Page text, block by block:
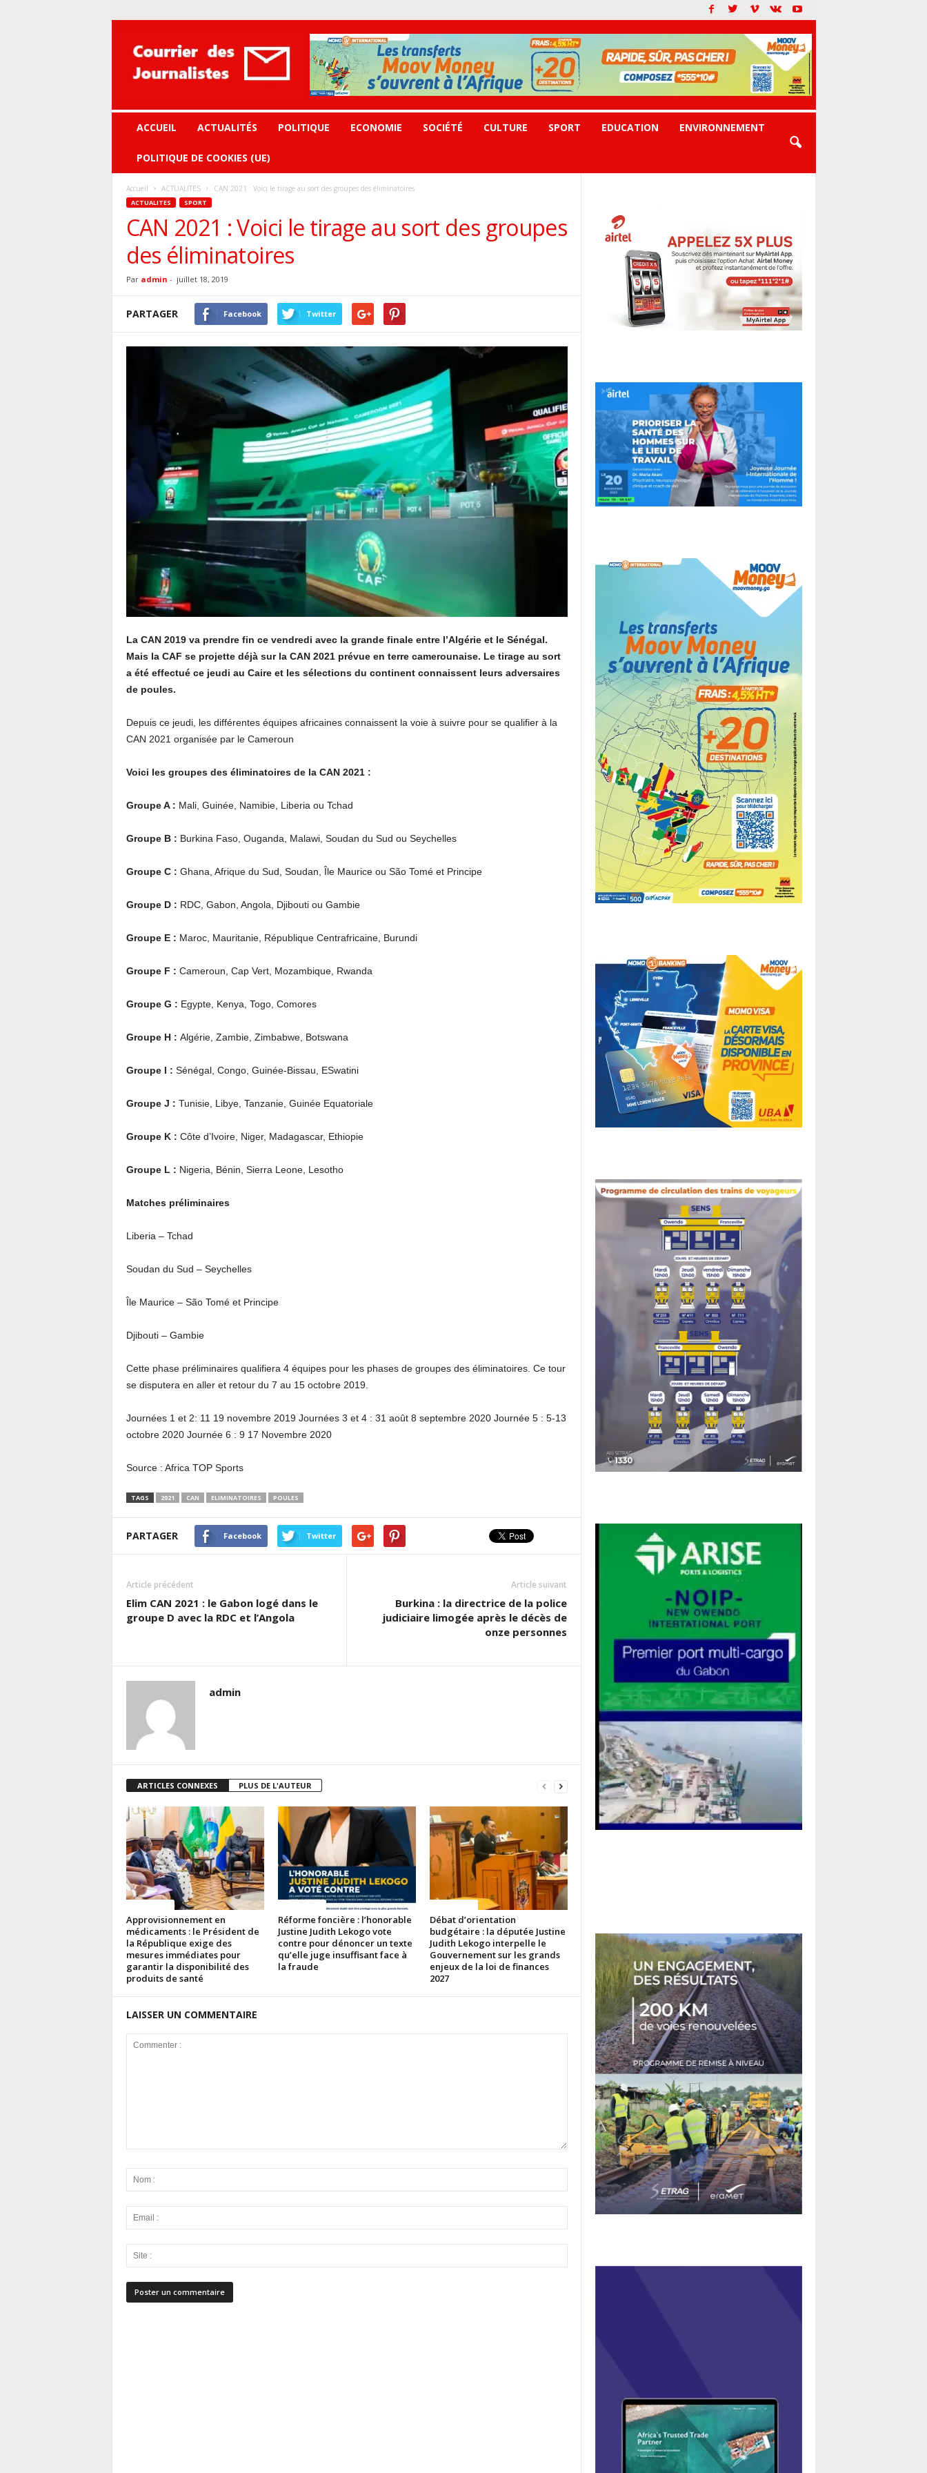
journalistes
ACCUEIL ACTUALITÉS POLITIQUE ECONOMIE SOCIÉTÉ CULTURE SPORT EDUCATION ENVIRONNEMENT
POLITIQUE DE COOKIES (UE)
Accueil ACTUALITES CAN 2021 : Voici le tirage au sort des groupes des éliminatoires
ACTUALITES SPORT
CAN 2021 : Voici le tirage au sort des groupes
des éliminatoires
Par admin - juillet 18, 2019
PARTAGER Facebook Twitter
La CAN 2019 va prendre fin ce vendredi avec la grande finale entre l’Algérie et le Sénégal.
Mais la CAF se projette déjà sur la CAN 2021 prévue en terre camerounaise. Le tirage au sort
a été effectué ce jeudi au Caire et les sélections du continent connaissent leurs adversaires
de poules.
Depuis ce jeudi, les différentes équipes africaines connaissent la voie à suivre pour se qualifier à la
CAN 2021 organisée par le Cameroun
Voici les groupes des éliminatoires de la CAN 2021 :
Groupe A : Mali, Guinée, Namibie, Liberia ou Tchad
Groupe B : Burkina Faso, Ouganda, Malawi, Soudan du Sud ou Seychelles
Groupe C : Ghana, Afrique du Sud, Soudan, Île Maurice ou São Tomé et Principe
Groupe D : RDC, Gabon, Angola, Djibouti ou Gambie
Groupe E : Maroc, Mauritanie, République Centrafricaine, Burundi
Groupe F : Cameroun, Cap Vert, Mozambique, Rwanda
Groupe G : Egypte, Kenya, Togo, Comores
Groupe H : Algérie, Zambie, Zimbabwe, Botswana
Groupe I : Sénégal, Congo, Guinée-Bissau, ESwatini
Groupe J : Tunisie, Libye, Tanzanie, Guinée Equatoriale
Groupe K : Côte d’Ivoire, Niger, Madagascar, Ethiopie
Groupe L : Nigeria, Bénin, Sierra Leone, Lesotho
Matches préliminaires
Liberia – Tchad
Soudan du Sud – Seychelles
Île Maurice – São Tomé et Principe
Djibouti – Gambie
Cette phase préliminaires qualifiera 4 équipes pour les phases de groupes des éliminatoires. Ce tour
se disputera en aller et retour du 7 au 15 octobre 2019.
Journées 1 et 2: 11 19 novembre 2019 Journées 3 et 4 : 31 août 8 septembre 2020 Journée 5 : 5-13
octobre 2020 Journée 6 : 9 17 Novembre 2020
Source : Africa TOP Sports
TAGS 2021 CAN ELIMINATOIRES POULES
PARTAGER Facebook Twitter
Article précédent
Elim CAN 2021 : le Gabon logé dans le
groupe D avec la RDC et l’Angola
Article suivant
Burkina : la directrice de la police
judiciaire limogée après le décès de
onze personnes
admin
ARTICLES CONNEXES PLUS DE L'AUTEUR
Approvisionnement en
médicaments : le Président de
la République exige des
mesures immédiates pour
garantir la disponibilité des
produits de santé
Réforme foncière : l’honorable
Justine Judith Lekogo vote
contre pour dénoncer un texte
qu’elle juge insuffisant face à
la fraude
Débat d’orientation
budgétaire : la députée Justine
Judith Lekogo interpelle le
Gouvernement sur les grands
enjeux de la loi de finances
2027
LAISSER UN COMMENTAIRE